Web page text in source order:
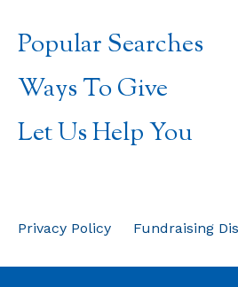
a
new
window
new
window
new
window
Popular Searches
Ways To Give
Let Us Help You
Privacy Policy Fundraising